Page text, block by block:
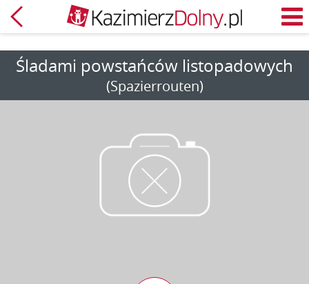
Zurück
Śladami powstańców listopadowych
(Spazierrouten)